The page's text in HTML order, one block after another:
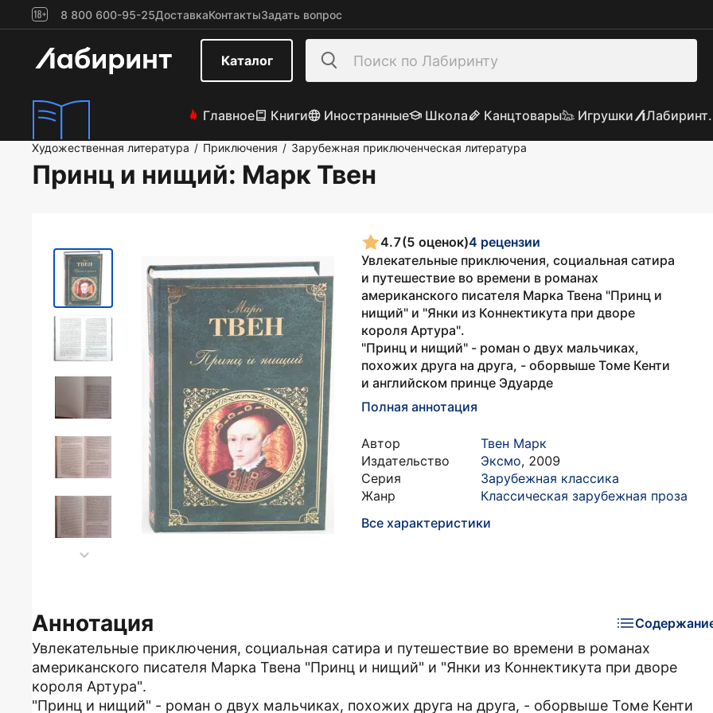
8 800 600-95-25ДоставкаКонтактыЗадать вопрос
Каталог
Главное Книги Иностранные Школа Канцтовары Игрушки
Художественная литература / Приключения / Зарубежная приключенческая литература
Принц и нищий: Марк Твен
4.7(5 оценок)4 рецензии
Увлекательные приключения, социальная сатира
и путешествие во времени в романах
американского писателя Марка Твена "Принц и
нищий" и "Янки из Коннектикута при дворе
короля Артура".
"Принц и нищий" - роман о двух мальчиках,
похожих друга на друга, - оборвыше Томе Кенти
и английском принце Эдуарде
Полная аннотация
Автор
Твен Марк
Издательство
Эксмо, 2009
Серия
Зарубежная классика
Жанр
Классическая зарубежная проза
Все характеристики
Аннотация
Увлекательные приключения, социальная сатира и путешествие во времени в романах
американского писателя Марка Твена "Принц и нищий" и "Янки из Коннектикута при дворе
короля Артура".
"Принц и нищий" - роман о двух мальчиках, похожих друга на друга, - оборвыше Томе Кенти